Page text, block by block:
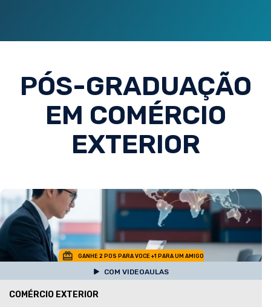
PÓS-GRADUAÇÃO
EM COMÉRCIO
EXTERIOR
GANHE 2 POS PARA VOCE +1 PARA UM AMIGO
COM VIDEOAULAS
COMÉRCIO EXTERIOR